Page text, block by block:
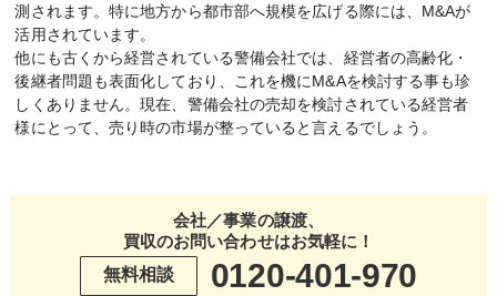
測されます。特に地方から都市部へ規模を広げる際には、M&Aが
活用されています。
他にも古くから経営されている警備会社では、経営者の高齢化・
後継者問題も表面化しており、これを機にM&Aを検討する事も珍
しくありません。現在、警備会社の売却を検討されている経営者
様にとって、売り時の市場が整っていると言えるでしょう。
会社／事業の譲渡、
買収のお問い合わせはお気軽に！
無料相談
0120-401-970